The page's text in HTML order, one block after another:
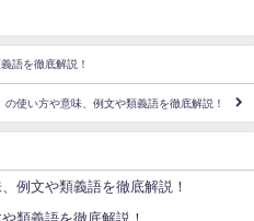
語を徹底解説！
の使い方や意味、例文や類義語を徹底解説！
例文や類義語を徹底解説！